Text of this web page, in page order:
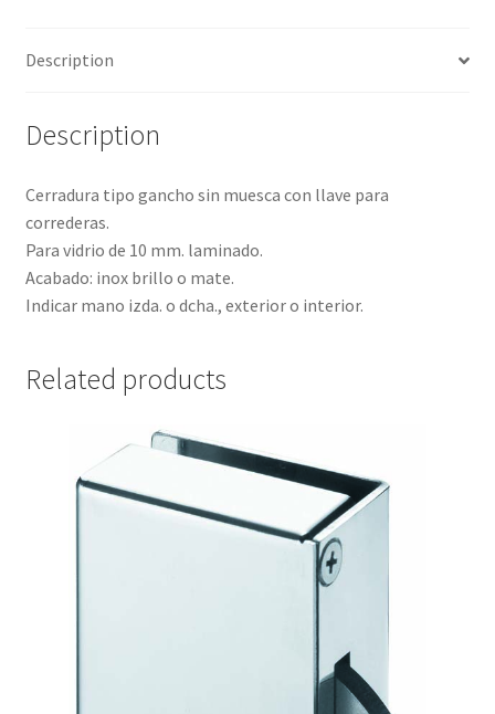
Description
Description
Cerradura tipo gancho sin muesca con llave para
correderas.
Para vidrio de 10 mm. laminado.
Acabado: inox brillo o mate.
Indicar mano izda. o dcha., exterior o interior.
Related products